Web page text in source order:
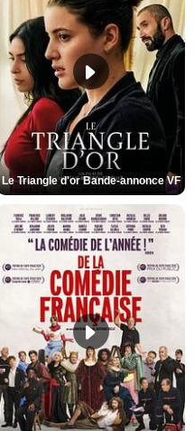
Le Triangle d'or Bande-annonce VF